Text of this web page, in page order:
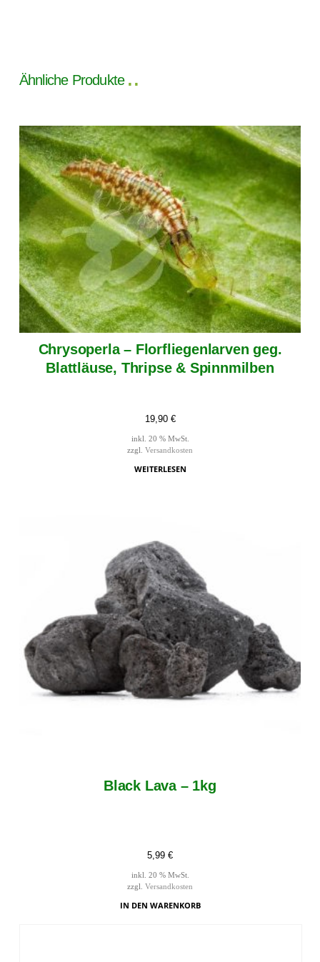
Ähnliche Produkte
Chrysoperla – Florfliegenlarven geg.
Blattläuse, Thripse & Spinnmilben
19,90 €
inkl. 20 % MwSt.
zzgl. Versandkosten
WEITERLESEN
Black Lava – 1kg
5,99 €
inkl. 20 % MwSt.
zzgl. Versandkosten
IN DEN WARENKORB